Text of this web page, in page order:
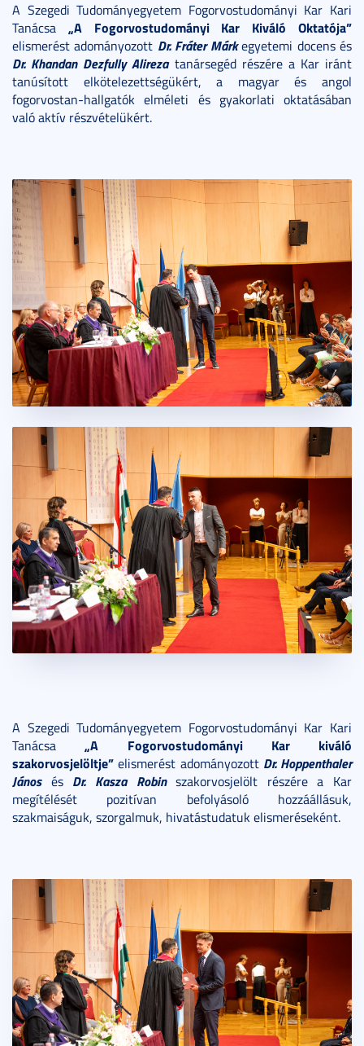
A Szegedi Tudományegyetem Fogorvostudományi Kar Kari
Tanácsa „A Fogorvostudományi Kar Kiváló Oktatója”
elismerést adományozott Dr. Fráter Márkegyetemi docens és
Dr. Khandan Dezfully Alirezatanársegéd részére a Kar iránt
tanúsított elkötelezettségükért, a magyar és angol
fogorvostan-hallgatók elméleti és gyakorlati oktatásában
való aktív részvételükért.
A Szegedi Tudományegyetem Fogorvostudományi Kar Kari
Tanácsa„A Fogorvostudományi Kar kiváló
szakorvosjelöltje” elismerést adományozott Dr. Hoppenthaler
Jánosés Dr. Kasza Robinszakorvosjelölt részére a Kar
megítélését pozitívan befolyásoló hozzáállásuk,
szakmaiságuk, szorgalmuk, hivatástudatuk elismeréseként.